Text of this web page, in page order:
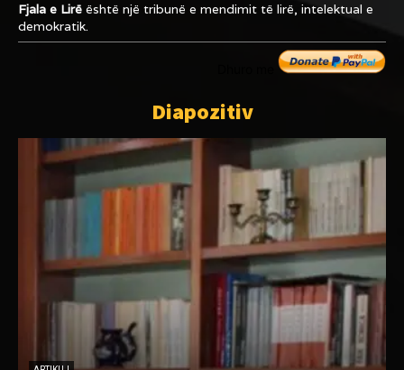
Fjala e Lirë është një tribunë e mendimit të lirë, intelektual e
demokratik.
Diapozitiv